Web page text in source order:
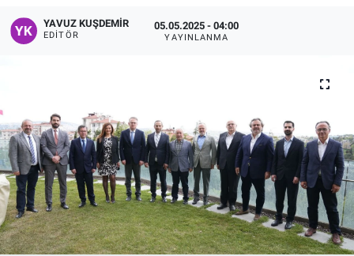
YAVUZ KUŞDEMIR
EDITÖR
05.05.2025 - 04:00
YAYINLANMA
Uşak Haberleri